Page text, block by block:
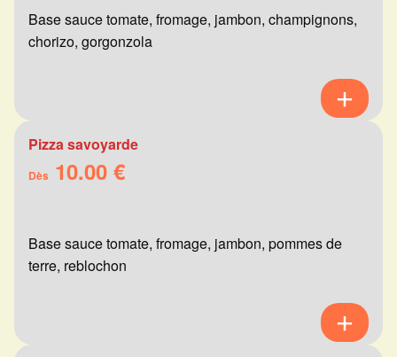
Base sauce tomate, fromage, jambon, champignons,
chorizo, gorgonzola
Pizza savoyarde
Dès 10.00 €
Base sauce tomate, fromage, jambon, pommes de
terre, reblochon